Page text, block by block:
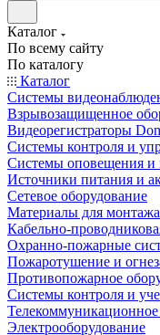
Каталог
По всему сайту
По каталогу
Каталог
Системы
Взрывозащищенное
Видеорегистраторы
Системы контроля и
Системы оповещения и
Источники питания и
Сетевое оборудование
Материалы для монтажа
Кабельно-
Охранно-пожарные
Пожаротушение и
Противопожарное
Системы контроля и
Электрооборудование